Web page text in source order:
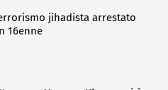
jihadista arrestato
16enne